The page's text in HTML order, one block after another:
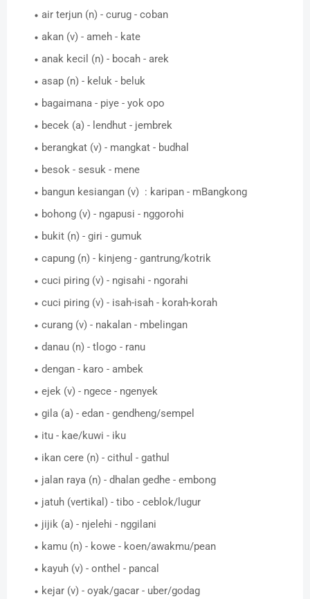
air terjun (n) - curug - coban
akan (v) - ameh - kate
anak kecil (n) - bocah - arek
asap (n) - keluk - beluk
bagaimana - piye - yok opo
becek (a) - lendhut - jembrek
berangkat (v) - mangkat - budhal
besok - sesuk - mene
bangun kesiangan (v) : karipan - mBangkong
bohong (v) - ngapusi - nggorohi
bukit (n) - giri - gumuk
capung (n) - kinjeng - gantrung/kotrik
cuci piring (v) - ngisahi - ngorahi
cuci piring (v) - isah-isah - korah-korah
curang (v) - nakalan - mbelingan
danau (n) - tlogo - ranu
dengan - karo - ambek
ejek (v) - ngece - ngenyek
gila (a) - edan - gendheng/sempel
itu - kae/kuwi - iku
ikan cere (n) - cithul - gathul
jalan raya (n) - dhalan gedhe - embong
jatuh (vertikal) - tibo - ceblok/lugur
jijik (a) - njelehi - nggilani
kamu (n) - kowe - koen/awakmu/pean
kayuh (v) - onthel - pancal
kejar (v) - oyak/gacar - uber/godag